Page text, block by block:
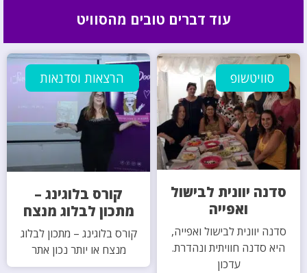
עוד דברים טובים מהסוויט
סוויטשופ
סדנה יוונית לבישול
ואפייה
סדנה יוונית לבישול ואפייה,
היא סדנה חוויתית ונהדרת.
עדכון
הרצאות וסדנאות
קורס בלוגינג –
מתכון לבלוג מנצח
קורס בלוגינג – מתכון לבלוג
מנצח או יותר נכון אתר